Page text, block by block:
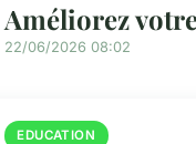
Améliorez
22/06/2026 08:02
EDUCATION